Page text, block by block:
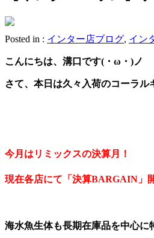
Posted in : インター店ブログ, イン
こんにちは、溝口です(・ω・)ノ
さて、本日は久々入荷のコーラル
今月はリミックスの決算月！
現在各店にて「決算BARGAIN」
海水魚生体も長期在庫品を中心に